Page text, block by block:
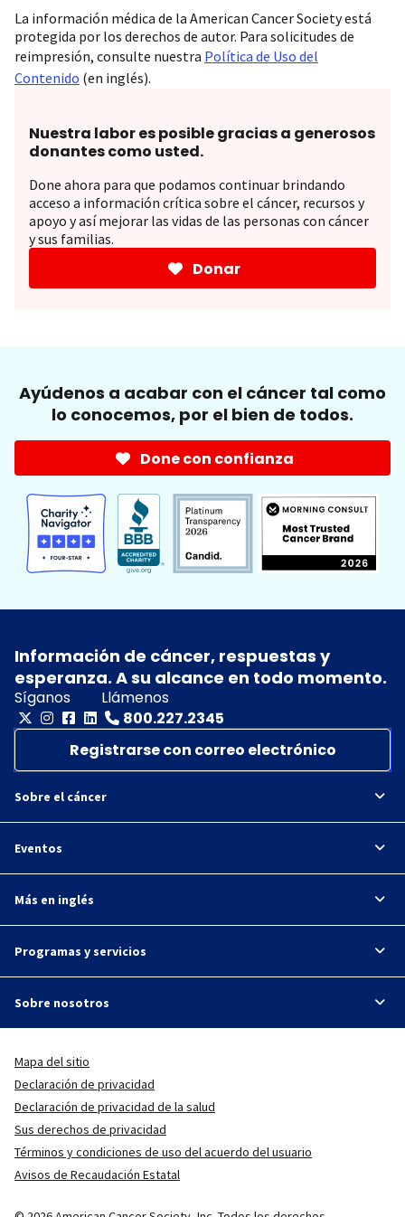
La información médica de la American Cancer Society está
protegida por los derechos de autor. Para solicitudes de
reimpresión, consulte nuestra Política de Uso del
Contenido (en inglés).
Nuestra labor es posible gracias a generosos
donantes como usted.
Done ahora para que podamos continuar brindando
acceso a información crítica sobre el cáncer, recursos y
apoyo y así mejorar las vidas de las personas con cáncer
y sus familias.
Donar
Ayúdenos a acabar con el cáncer tal como
lo conocemos, por el bien de todos.
Done con confianza
Información de cáncer, respuestas y
esperanza. A su alcance en todo momento.
Síganos
Llámenos
800.227.2345
Registrarse con correo electrónico
Sobre el cáncer
Eventos
Más en inglés
Programas y servicios
Sobre nosotros
Mapa del sitio
Declaración de privacidad
Declaración de privacidad de la salud
Sus derechos de privacidad
Términos y condiciones de uso del acuerdo del usuario
Avisos de Recaudación Estatal